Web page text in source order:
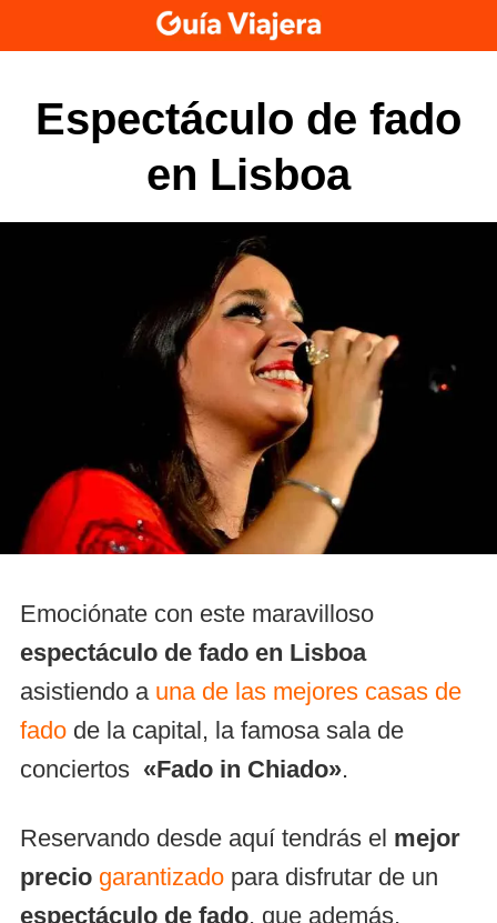
to
contentEspectáculo de fado
en Lisboa
Emociónate con este maravilloso
espectáculo de fado en Lisboa
asistiendo a una de las mejores casas de
fado de la capital, la famosa sala de
conciertos «Fado in Chiado».
Reservando desde aquí tendrás el mejor
precio garantizado para disfrutar de un
espectáculo de fado, que además,